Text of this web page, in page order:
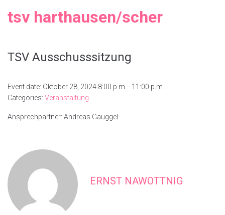
tsv harthausen/scher
TSV Ausschusssitzung
Event date: Oktober 28, 2024 8:00 p.m. - 11:00 p.m.
Categories: Veranstaltung
Ansprechpartner: Andreas Gauggel
ERNST NAWOTTNIG